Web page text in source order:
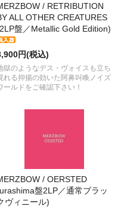
/ RETRIBUTION
ALL OTHER CREATURES
盤／Metallic Gold Edition)
円(税込)
獄のようなデス・ヴォイスも立ち
れる抑揚の効いた阿鼻叫喚ノイズ
ールドをご確認下さい！
/ OERSTED
盤2LP／通常ブラッ
ヴィニール)